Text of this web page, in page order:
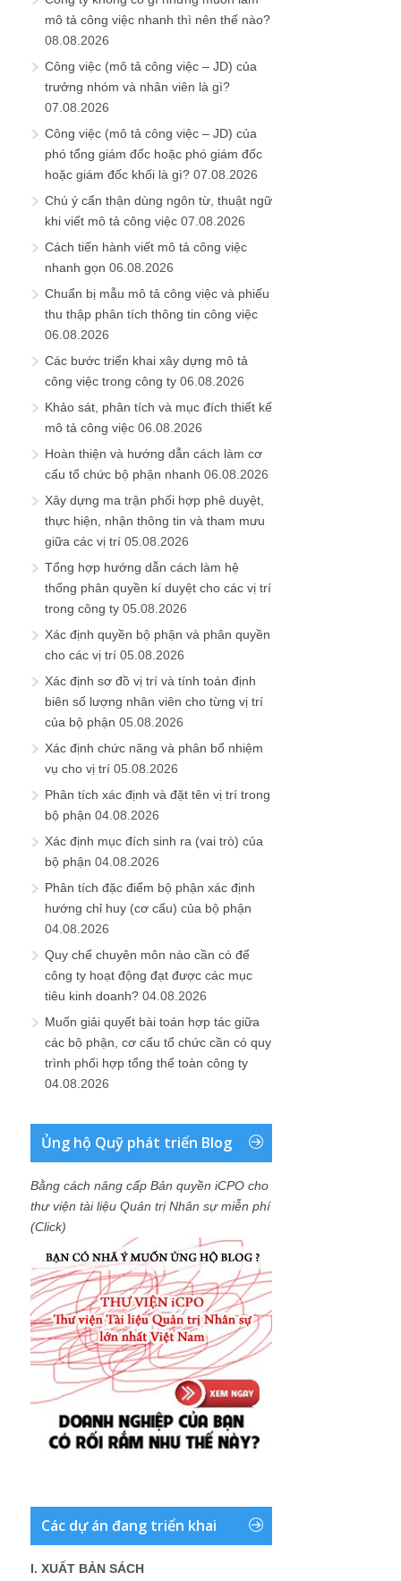
mô tả công việc nhanh thì nên thế nào?
08.08.2026
Công việc (mô tả công việc – JD) của
trưởng nhóm và nhân viên là gì?
07.08.2026
Công việc (mô tả công việc – JD) của
phó tổng giám đốc hoặc phó giám đốc
hoặc giám đốc khối là gì? 07.08.2026
Chú ý cẩn thận dùng ngôn từ, thuật ngữ
khi viết mô tả công việc 07.08.2026
Cách tiến hành viết mô tả công việc
nhanh gọn 06.08.2026
Chuẩn bị mẫu mô tả công việc và phiếu
thu thập phân tích thông tin công việc
06.08.2026
Các bước triển khai xây dựng mô tả
công việc trong công ty 06.08.2026
Khảo sát, phân tích và mục đích thiết kế
mô tả công việc 06.08.2026
Hoàn thiện và hướng dẫn cách làm cơ
cấu tổ chức bộ phận nhanh 06.08.2026
Xây dựng ma trận phối hợp phê duyệt,
thực hiện, nhận thông tin và tham mưu
giữa các vị trí 05.08.2026
Tổng hợp hướng dẫn cách làm hệ
thống phân quyền kí duyệt cho các vị trí
trong công ty 05.08.2026
Xác định quyền bộ phận và phân quyền
cho các vị trí 05.08.2026
Xác định sơ đồ vị trí và tính toán định
biên số lượng nhân viên cho từng vị trí
của bộ phận 05.08.2026
Xác định chức năng và phân bổ nhiệm
vụ cho vị trí 05.08.2026
Phân tích xác định và đặt tên vị trí trong
bộ phận 04.08.2026
Xác định mục đích sinh ra (vai trò) của
bộ phận 04.08.2026
Phân tích đặc điểm bộ phận xác định
hướng chỉ huy (cơ cấu) của bộ phận
04.08.2026
Quy chế chuyên môn nào cần có để
công ty hoạt động đạt được các mục
tiêu kinh doanh? 04.08.2026
Muốn giải quyết bài toán hợp tác giữa
các bộ phận, cơ cấu tổ chức cần có quy
trình phối hợp tổng thể toàn công ty
04.08.2026
Ủng hộ Quỹ phát triển Blog
Bằng cách nâng cấp Bản quyền iCPO cho
thư viện tài liệu Quản trị Nhân sự miễn phí
(Click)
Các dự án đang triển khai
I. XUẤT BẢN SÁCH